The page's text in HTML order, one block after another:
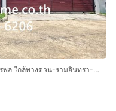
บ้านเดี่ยว 2 ชั้น 145 ตร.ว. หมู่บ้านเซนโทรวัชรพล ใกล้ทางด่วน-รามอินทรา-อาจณรงค์ ถนนสุขาภิบาล5 ถนนรามอินทรา เขตสายไหม กรุงเทพมหานคร